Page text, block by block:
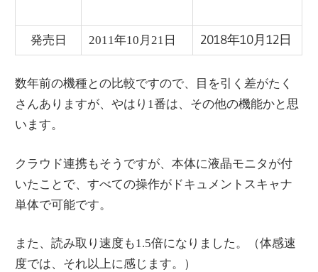
発売日 2011年10月21日 2018年10月12日
数年前の機種との比較ですので、目を引く差がたく
さんありますが、やはり1番は、その他の機能かと思
います。
クラウド連携もそうですが、本体に液晶モニタが付
いたことで、すべての操作がドキュメントスキャナ
単体で可能です。
また、読み取り速度も1.5倍になりました。（体感速
度では、それ以上に感じます。）